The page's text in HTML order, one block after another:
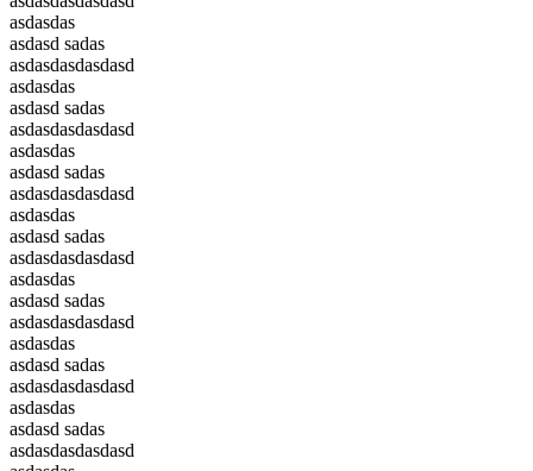
asdasdas
asdasd sadas
asdasdasdasdasd
asdasdas
asdasd sadas
asdasdasdasdasd
asdasdas
asdasd sadas
asdasdasdasdasd
asdasdas
asdasd sadas
asdasdasdasdasd
asdasdas
asdasd sadas
asdasdasdasdasd
asdasdas
asdasd sadas
asdasdasdasdasd
asdasdas
asdasd sadas
asdasdasdasdasd